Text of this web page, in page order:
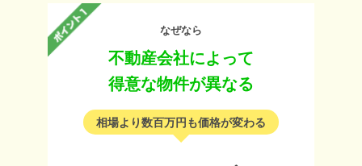
なぜなら
不動産会社によって
得意な物件が異なる
相場より数百万円も価格が変わる